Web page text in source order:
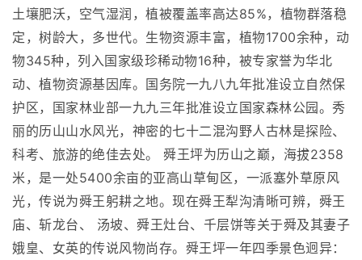
土壤肥沃，空气湿润，植被覆盖率高达85%，植物群落稳
定，树龄大，多世代。生物资源丰富，植物1700余种，动
物345种，列入国家级珍稀动物16种，被专家誉为华北
动、植物资源基因库。国务院一九八九年批准设立自然保
护区，国家林业部一九九三年批准设立国家森林公园。秀
丽的历山山水风光，神密的七十二混沟野人古林是探险、
科考、旅游的绝佳去处。 舜王坪为历山之巅，海拔2358
米，是一处5400余亩的亚高山草甸区，一派塞外草原风
光，传说为舜王躬耕之地。现在舜王犁沟清晰可辨，舜王
庙、斩龙台、 汤坡、舜王灶台、千层饼等关于舜及其妻子
娥皇、女英的传说风物尚存。舜王坪一年四季景色迥异：